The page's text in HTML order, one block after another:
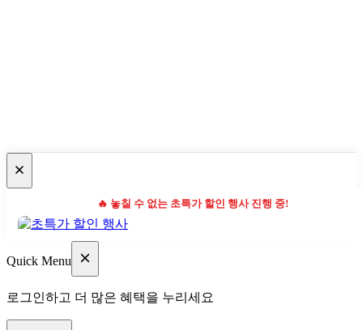
🔥 놓칠 수 없는 초특가 할인 행사 진행 중!
Quick Menu
로그인하고 더 많은 혜택을 누리세요